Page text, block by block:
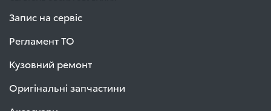
Запис на сервіс
Регламент ТО
Кузовний ремонт
Оригінальні запчастини